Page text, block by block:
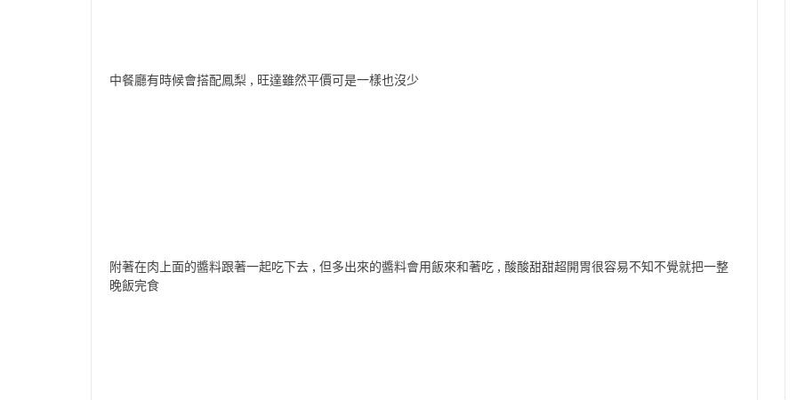
中餐廳有時候會搭配鳳梨 , 旺達雖然平價可是一樣也沒少
附著在肉上面的醬料跟著一起吃下去 , 但多出來的醬料會用飯來和著吃 , 酸酸甜甜超開胃很容易不知不覺就把一整
晚飯完食